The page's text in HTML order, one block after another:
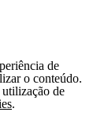
de
o conteúdo.
de
.